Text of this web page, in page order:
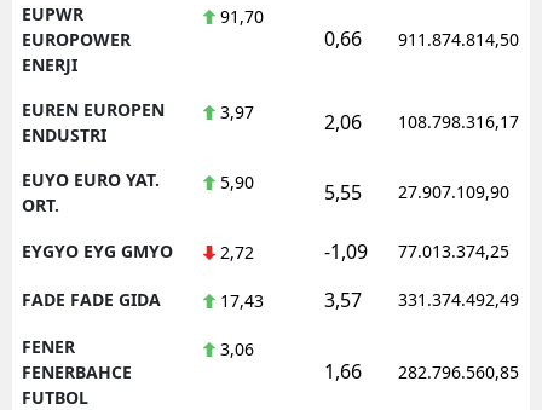
EUPWR
EUROPOWER
ENERJI
91,70
0,66 911.874.814,50
EUREN EUROPEN
ENDUSTRI
3,97 2,06 108.798.316,17
EUYO EURO YAT.
ORT.
5,90 5,55 27.907.109,90
EYGYO EYG GMYO 2,72 -1,09 77.013.374,25
FADE FADE GIDA 17,43 3,57 331.374.492,49
FENER
FENERBAHCE
FUTBOL
3,06
1,66 282.796.560,85